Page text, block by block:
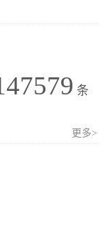
条
更多>